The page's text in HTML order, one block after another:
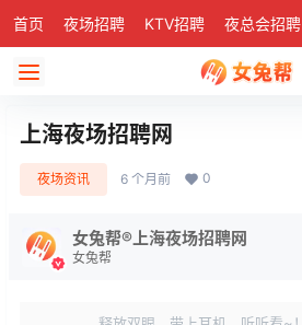
首页 夜场招聘 KTV招聘 夜总会招聘
上海夜场招聘网
夜场资讯 6 个月前 0
女兔帮®上海夜场招聘网
女兔帮